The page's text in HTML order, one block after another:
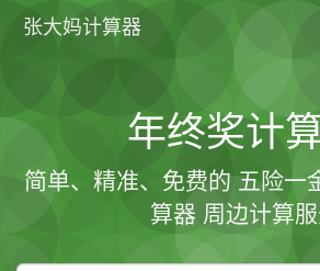
张大妈计算器
年终奖计
简单、精准、免费的 五险一
算器 周边计算